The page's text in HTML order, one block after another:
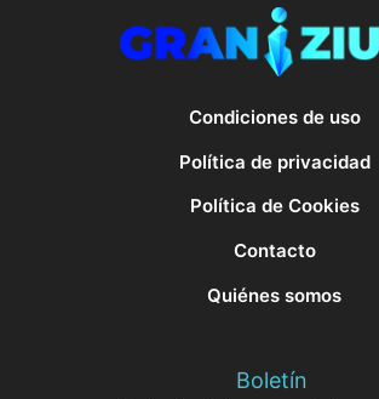
Condiciones de uso
Política de privacidad
Política de Cookies
Contacto
Quiénes somos
Boletín